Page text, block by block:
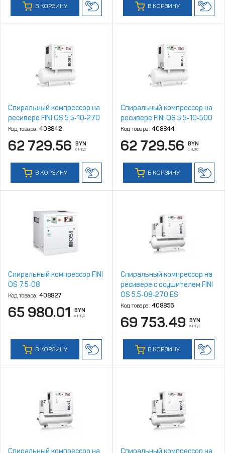
В КОРЗИНУ В КОРЗИНУ
Спиральный компрессор на
ресивере FINI OS 5.5‑10‑270
Код товара: 408842
62 729.56 BYN
с НДС
В КОРЗИНУ
Спиральный компрессор на
ресивере FINI OS 5.5‑10‑500
Код товара: 408844
62 729.56 BYN
с НДС
В КОРЗИНУ
Спиральный компрессор FINI
OS 7.5‑08
Код товара: 408827
65 980.01 BYN
с НДС
В КОРЗИНУ
Спиральный компрессор на
ресивере с осушителем FINI
OS 5.5‑08‑270 ES
Код товара: 408856
69 753.49 BYN
с НДС
В КОРЗИНУ
Спиральный компрессор на Спиральный компрессор на